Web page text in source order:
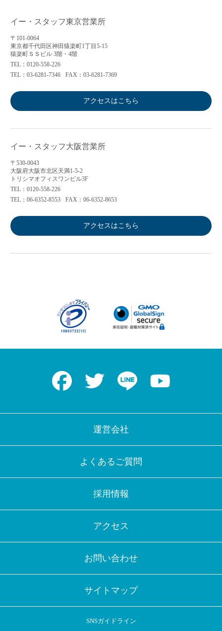
イー・スタッフ東京営業所
〒101-0064
東京都千代田区神田猿楽町1丁目5-15
猿楽町ＳＳビル 3階・4階
TEL：0120-558-226
TEL：03-6281-7346
FAX：03-6281-7369
アクセスはこちら
イー・スタッフ大阪営業所
〒530-0043
大阪府大阪市北区天満1-5-2
トリシマオフィスワンビル3F
TEL：0120-558-226
TEL：06-6352-8553
FAX：06-6352-8653
アクセスはこちら
Facebook Twitter LINE
運営会社
よくあるご質問
採用情報
アクセス
お問い合わせ
サイトマップ
SNSガイドライン